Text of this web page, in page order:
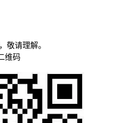
敬请理解。
维码